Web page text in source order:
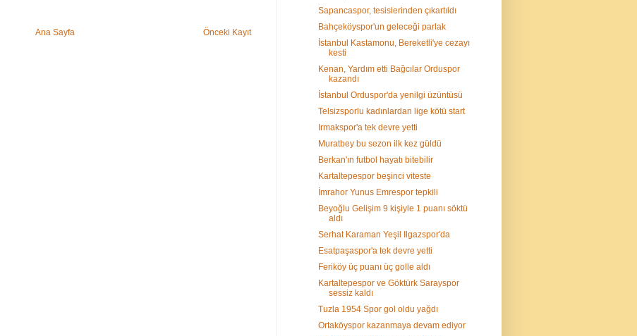
Önceki Kayıt
Ana Sayfa
Sapancaspor, tesislerinden çıkartıldı
Bahçeköyspor'un geleceği parlak
İstanbul Kastamonu, Bereketli'ye cezayı
kesti
Kenan, Yardım etti Bağcılar Orduspor
kazandı
İstanbul Orduspor'da yenilgi üzüntüsü
Telsizsporlu kadınlardan lige kötü start
Irmakspor'a tek devre yetti
Muratbey bu sezon ilk kez güldü
Berkan'ın futbol hayatı bitebilir
Kartaltepespor beşinci viteste
İmrahor Yunus Emrespor tepkili
Beyoğlu Gelişim 9 kişiyle 1 puanı söktü
aldı
Serhat Karaman Yeşil Ilgazspor'da
Esatpaşaspor'a tek devre yetti
Feriköy üç puanı üç golle aldı
Kartaltepespor ve Göktürk Sarayspor
sessiz kaldı
Tuzla 1954 Spor gol oldu yağdı
Ortaköyspor kazanmaya devam ediyor